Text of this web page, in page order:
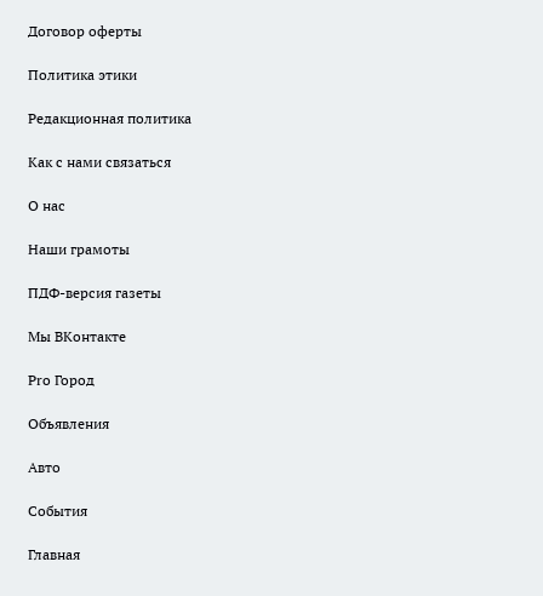
Договор оферты
Политика этики
Редакционная политика
Как с нами связаться
О нас
Наши грамоты
ПДФ-версия газеты
Мы ВКонтакте
Pro Город
Объявления
Авто
События
Главная